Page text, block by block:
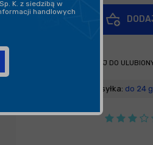
+
DODAJ DO
Wysyłka: do 24
K. z siedzibą w
handlowych